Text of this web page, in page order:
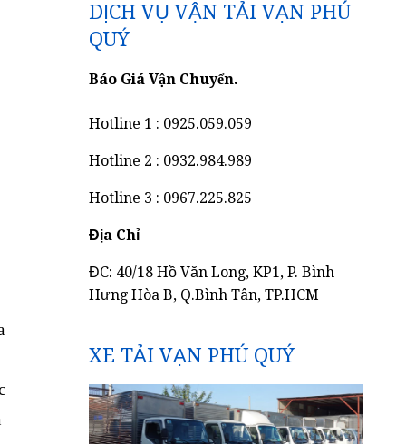
DỊCH VỤ VẬN TẢI VẠN PHÚ
QUÝ
Báo Giá Vận Chuyển.
Hotline 1 : 0925.059.059
Hotline 2 : 0932.984.989
Hotline 3 : 0967.225.825
Địa Chỉ
ĐC: 40/18 Hồ Văn Long, KP1, P. Bình
Hưng Hòa B, Q.Bình Tân, TP.HCM
XE TẢI VẠN PHÚ QUÝ